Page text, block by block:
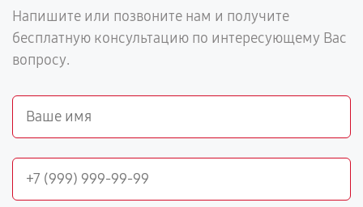
Напишите или позвоните нам и получите
бесплатную консультацию по интересующему Вас
вопросу.